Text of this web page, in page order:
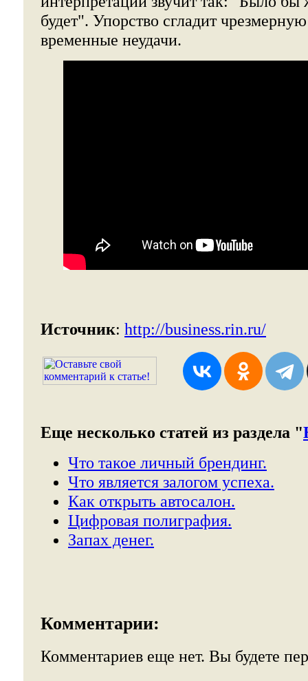
будет". Упорство сгладит
временные неудачи.
Источник: http://business.rin.ru/
Еще несколько статей из раздела "
Что такое личный брендинг.
Что является залогом успеха.
Как открыть автосалон.
Цифровая полиграфия.
Запах денег.
Комментарии:
Комментариев еще нет. Вы будете